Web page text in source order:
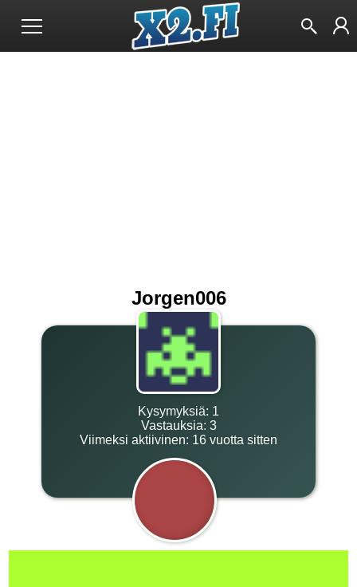
Jorgen006
Kysymyksiä: 1
Vastauksia: 3
Viimeksi aktiivinen: 16 vuotta sitten